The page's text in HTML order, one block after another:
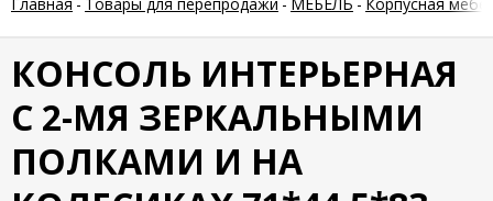
Гарантия
возврат
Новости
Полезные
КОНСОЛЬ ИНТЕРЬЕРНАЯ
С 2-МЯ ЗЕРКАЛЬНЫМИ
ПОЛКАМИ И НА